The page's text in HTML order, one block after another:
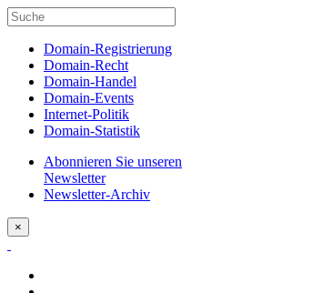
Domain-Registrierung
Domain-Recht
Domain-Handel
Domain-Events
Internet-Politik
Domain-Statistik
Abonnieren Sie unseren
Newsletter
Newsletter-Archiv
×